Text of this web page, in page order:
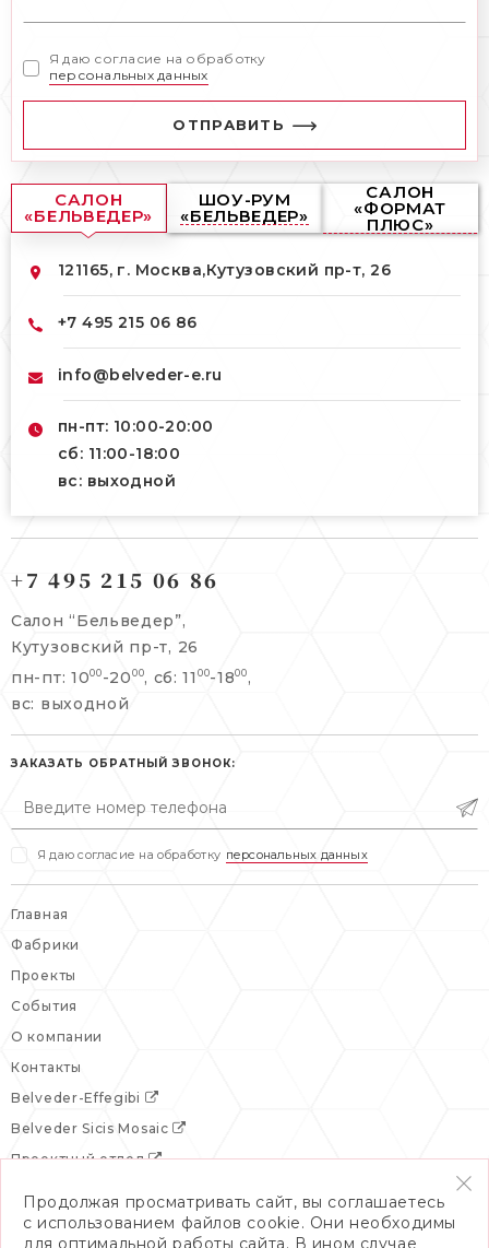
Я даю согласие на обработку
персональных данных
ОТПРАВИТЬ
САЛОН
«БЕЛЬВЕДЕР»
ШОУ-РУМ
«БЕЛЬВЕДЕР»
САЛОН
«ФОРМАТ
ПЛЮС»
121165, г. Москва,Кутузовский пр-т, 26
+7 495 215 06 86
info@belveder-e.ru
пн-пт: 10:00-20:00
сб: 11:00-18:00
вс: выходной
info@belveder-e.ru
пн-пт: 10:00-20:00
сб, вс: выходной
Берсеневский переулок, 3/10с7
+7 495 477 45 43
info@belveder-e.ru
пн-пт: 10:00-19:00
сб: выходной
+7 495 215 06 86
Салон “Бельведер”,
Кутузовский пр-т, 26
пн-пт: 1000 -20 00, сб: 11 00-1800 ,
вс: выходной
ЗАКАЗАТЬ ОБРАТНЫЙ ЗВОНОК:
Я даю согласие на обработку персональных данных
Главная
Фабрики
Проекты
События
О компании
Контакты
Belveder-Effegibi
Belveder Sicis Mosaic
Проектный отдел
Продолжая просматривать сайт, вы соглашаетесь
с использованием файлов cookie. Они необходимы
для оптимальной работы сайта. В ином случае